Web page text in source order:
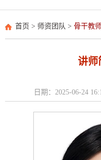
首页 > 师资团队 > 骨干教师
讲师
日期：2025-06-24